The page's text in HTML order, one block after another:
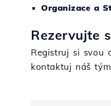
Organizace a
Rezervujte
Registruj si svou
kontaktuj náš